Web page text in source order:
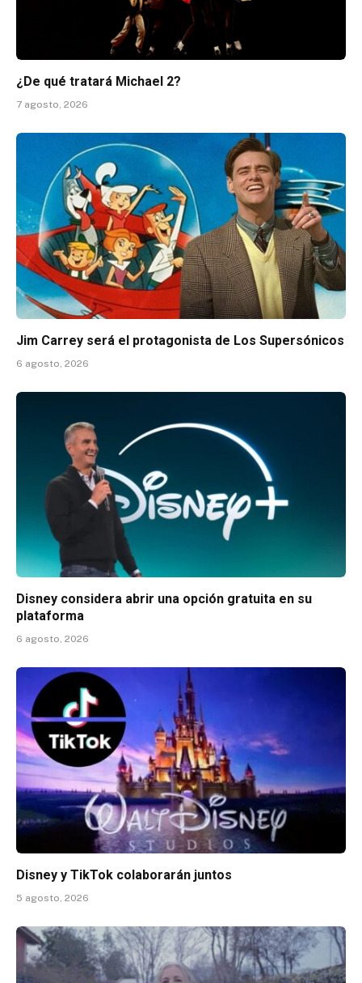
¿De qué tratará Michael 2?
7 agosto, 2026
Jim Carrey será el protagonista de Los Supersónicos
6 agosto, 2026
Disney considera abrir una opción gratuita en su
plataforma
6 agosto, 2026
Disney y TikTok colaborarán juntos
5 agosto, 2026